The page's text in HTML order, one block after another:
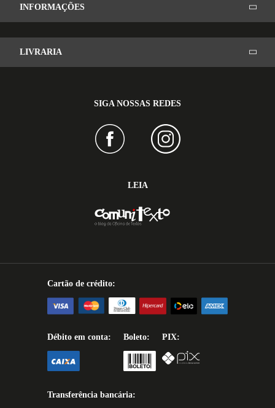
INFORMAÇÕES
LIVRARIA
SIGA NOSSAS REDES
LEIA
Cartão de crédito:
Débito em conta: Boleto: PIX:
Transferência bancária: